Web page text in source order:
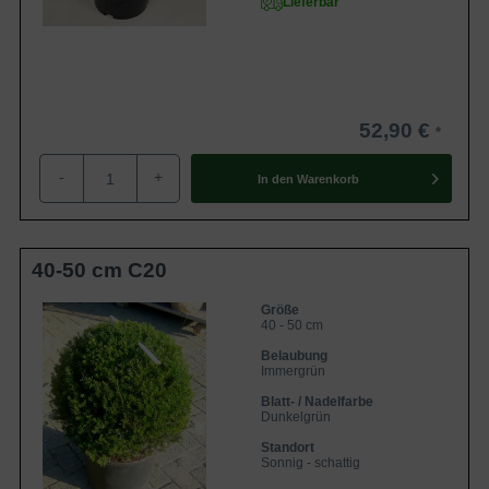
Kinder und Haustiere sollte man von Eiben fernhalten; vor
Der Preis ist zum einen abhängig von der
finden. Des Weiteren ist unsere preisgünstige
wurzelnackte Ware für wenige Wochen im Frühjahr und
Herbst verfügbar. In folgender Tabelle sind einige Beispiele
der Heimischen Eibe 'Kugelform' mit Preisangaben
aufgeführt:
Name
Größe und
Wurzelverpackung
52,90 €
- + In den Warenkorb
40-50 cm C20
Größe
40 - 50 cm
Belaubung
Immergrün
Blatt- / Nadelfarbe
Dunkelgrün
Standort
Sonnig - schattig